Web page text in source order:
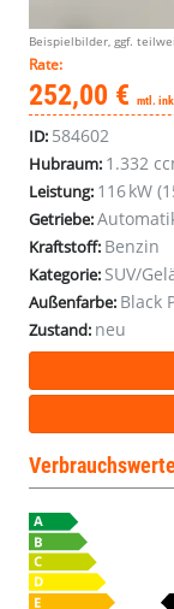
Beispielbilder, ggf.
Rate:
252,00 € mtl.
ID: 584602
Hubraum: 1.332
Leistung: 116 kW
Getriebe:
Kraftstoff: Benzin
Kategorie: SUV/
Außenfarbe: Black
Zustand: neu